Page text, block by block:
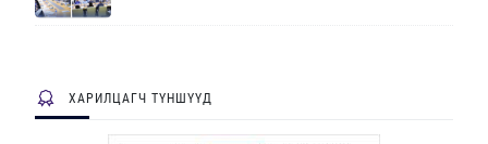
ХАРИЛЦАГЧ ТҮНШҮҮД